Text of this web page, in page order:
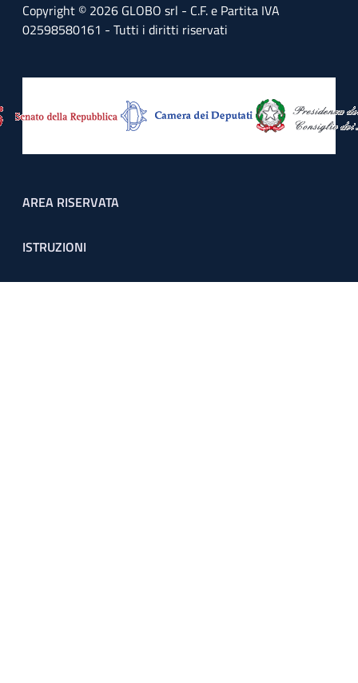
Copyright © 2026 GLOBO srl - C.F. e Partita IVA
02598580161 - Tutti i diritti riservati
Footer menu
AREA RISERVATA
ISTRUZIONI